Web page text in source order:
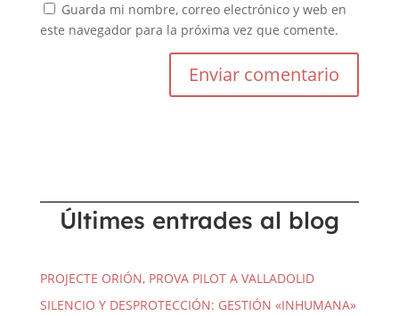
Guarda mi nombre, correo electrónico y web en
este navegador para la próxima vez que comente.
Últimes entrades al blog
PROJECTE ORIÓN, PROVA PILOT A VALLADOLID
SILENCIO Y DESPROTECCIÓN: GESTIÓN «INHUMANA»